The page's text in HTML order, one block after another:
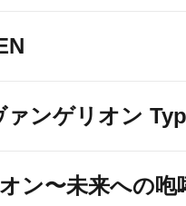
ンゲリオン
ン〜未来への咆